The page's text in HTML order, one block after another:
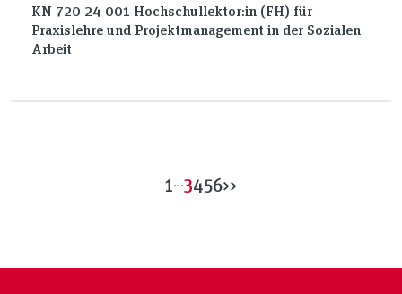
KN 720 24 001 Hochschullektor:in (FH) für
Praxislehre und Projektmanagement in der Sozialen
Arbeit
1...3456>>